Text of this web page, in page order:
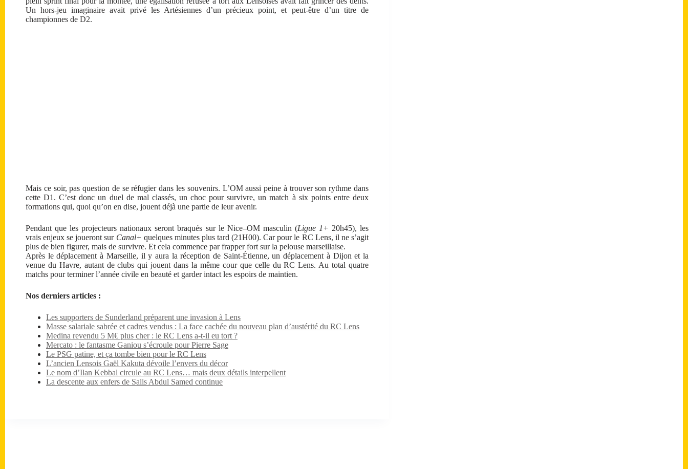
Un hors-jeu imaginaire avait privé les Artésiennes d’un précieux point, et peut-être d’un titre de
championnes de D2.
Mais ce soir, pas question de se réfugier dans les souvenirs. L’OM aussi peine à trouver son rythme dans
cette D1. C’est donc un duel de mal classés, un choc pour survivre, un match à six points entre deux
formations qui, quoi qu’on en dise, jouent déjà une partie de leur avenir.
Pendant que les projecteurs nationaux seront braqués sur le Nice–OM masculin (Ligue 1+ 20h45), les
vrais enjeux se joueront sur Canal+ quelques minutes plus tard (21H00). Car pour le RC Lens, il ne s’agit
plus de bien figurer, mais de survivre. Et cela commence par frapper fort sur la pelouse marseillaise.
Après le déplacement à Marseille, il y aura la réception de Saint-Étienne, un déplacement à Dijon et la
venue du Havre, autant de clubs qui jouent dans la même cour que celle du RC Lens. Au total quatre
matchs pour terminer l’année civile en beauté et garder intact les espoirs de maintien.
Nos derniers articles :
Les supporters de Sunderland préparent une invasion à Lens
Masse salariale sabrée et cadres vendus : La face cachée du nouveau plan d’austérité du RC Lens
Medina revendu 5 M€ plus cher : le RC Lens a-t-il eu tort ?
Mercato : le fantasme Ganiou s’écroule pour Pierre Sage
Le PSG patine, et ça tombe bien pour le RC Lens
L’ancien Lensois Gaël Kakuta dévoile l’envers du décor
Le nom d’Ilan Kebbal circule au RC Lens… mais deux détails interpellent
La descente aux enfers de Salis Abdul Samed continue